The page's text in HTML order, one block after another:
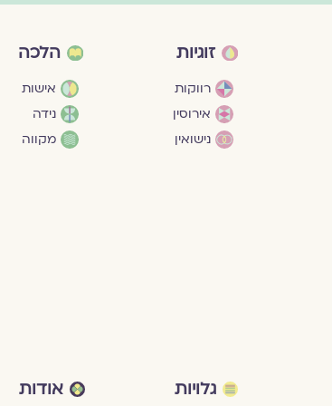
זוגיות
רווקות
אירוסין
נישואין
הלכה
אישות
נידה
מקווה
גלויות אודות